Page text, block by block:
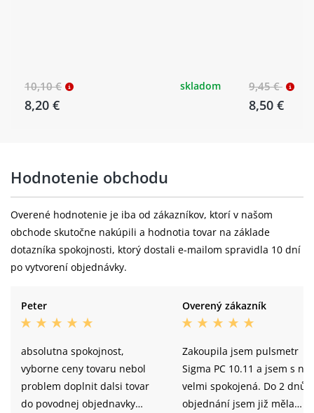
10,10 €
8,20 €
skladom 9,45 €
8,50 €
Hodnotenie obchodu
Overené hodnotenie je iba od zákazníkov, ktorí v našom
obchode skutočne nakúpili a hodnotia tovar na základe
dotazníka spokojnosti, ktorý dostali e-mailom spravidla 10 dní
po vytvorení objednávky.
Peter
absolutna spokojnost,
vyborne ceny tovaru nebol
problem doplnit dalsi tovar
do povodnej objednavky
Overený zákazník
Zakoupila jsem pulsmetr
Sigma PC 10.11 a jsem s
velmi spokojená. Do 2 dnů
objednání jsem již měla